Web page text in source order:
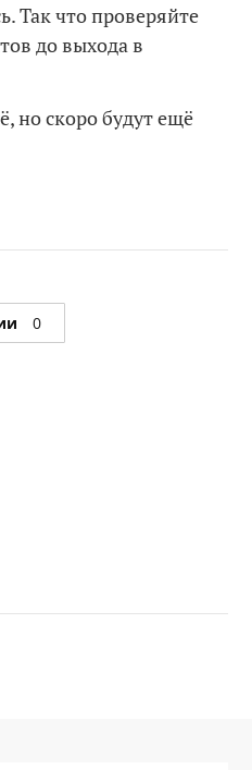
Так что проверяйте
до выхода в
но скоро будут ещё
0